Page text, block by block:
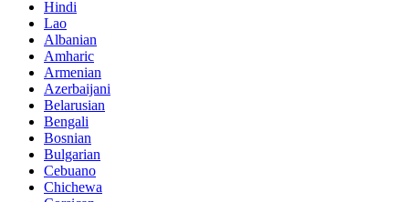
Hindi
Lao
Albanian
Amharic
Armenian
Azerbaijani
Belarusian
Bengali
Bosnian
Bulgarian
Cebuano
Chichewa